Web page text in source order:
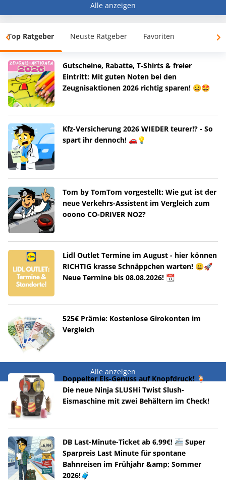
Alle anzeigen
Top Ratgeber Neuste Ratgeber Favoriten
Gutscheine, Rabatte, T-Shirts & freier
Eintritt: Mit guten Noten bei den
Zeugnisaktionen 2026 richtig sparen! 😀🤩
Kfz-Versicherung 2026 WIEDER teurer!? - So
spart ihr dennoch! 🚗💡
Tom by TomTom vorgestellt: Wie gut ist der
neue Verkehrs-Assistent im Vergleich zum
ooono CO-DRIVER NO2?
Lidl Outlet Termine im August - hier können
RICHTIG krasse Schnäppchen warten! 😀🚀
Neue Termine bis 08.08.2026! 📆
525€ Prämie: Kostenlose Girokonten im
Vergleich
Alle anzeigen
Doppelter Eis-Genuss auf Knopfdruck! 🍹
Die neue Ninja SLUSHi Twist Slush-
Eismaschine mit zwei Behältern im Check!
DB Last-Minute-Ticket ab 6,99€! 🚈 Super
Sparpreis Last Minute für spontane
Bahnreisen im Frühjahr &amp; Sommer
2026!🧳